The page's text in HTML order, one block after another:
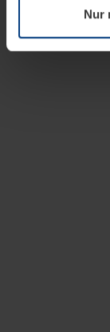
widerrufen.
Nur